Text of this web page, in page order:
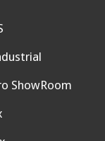
ShowRoom